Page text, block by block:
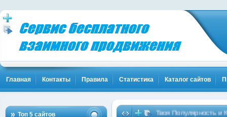
Главная Контакты Правила Статистика Каталог сайтов
Топ 5 сайтов Твоя Популярность и